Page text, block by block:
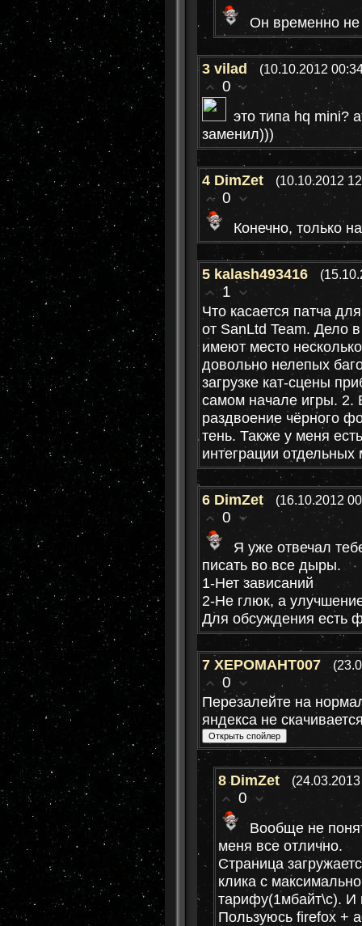
Он временно не
3 vilad (10.10.2012
0
это типа hq mini?
заменил)))
4 DimZet (10.10.2012
0
Конечно, только
5 kalash493416
1
Что касается патча
от SanLtd Team. Дело
имеют место
довольно нелепых
загрузке кат-сцены
самом начале игры. 2.
раздвоение чёрного
тень. Также у меня
интеграции
6 DimZet (16.10.2012
0
Я уже отвечал
писать во все дыры.
1-Нет зависаний
2-Не глюк, а
Для обсуждения есть
7 XEPOMAHT007
0
Перезалейте на
яндекса не
8 DimZet
0
Вообще не
меня все отлично.
Страница
клика с
тарифу(1мбайт\с). И
Пользуюсь firefox +